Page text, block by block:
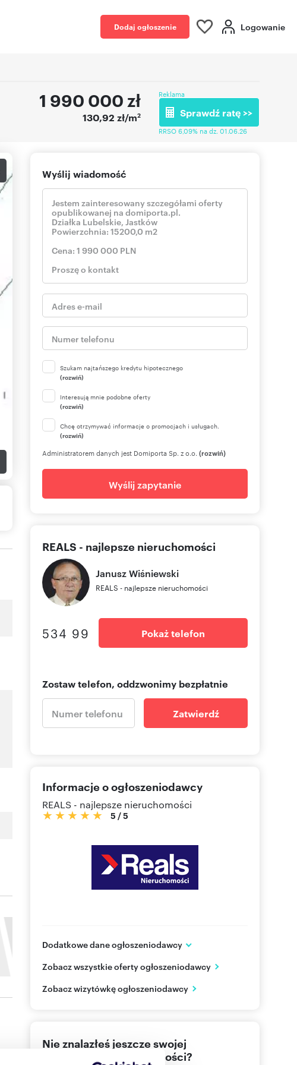
Dodaj ogłoszenie Logowanie
1 990 000 zł
130,92 zł/m2
Reklama
Sprawdź ratę >>
RRSO 6,09% na dz. 01.06.26
Wyślij wiadomość
Szukam najtańszego kredytu hipotecznego
(rozwiń)
Interesują mnie podobne oferty
(rozwiń)
Chcę otrzymywać informacje o promocjach i usługach.
(rozwiń)
Administratorem danych jest Domiporta Sp. z o.o. (rozwiń)
Wyślij zapytanie
REALS - najlepsze nieruchomości
JanuszWiśniewski
REALS - najlepsze nieruchomości
534 99 Pokaż telefon
Zostaw telefon, oddzwonimy bezpłatnie
Zatwierdź
Informacje o ogłoszeniodawcy
REALS - najlepsze nieruchomości
5 /5
Dodatkowe dane ogłoszeniodawcy
Warszawa
PL
Zobacz wszystkie oferty ogłoszeniodawcy
Zobacz wizytówkę ogłoszeniodawcy
Nie znalazłeś jeszcze swojej
wymarzonej nieruchomości?